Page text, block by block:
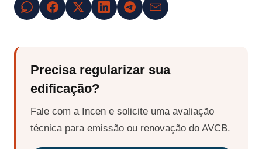
Precisa regularizar sua
edificação?
Fale com a Incen e solicite uma avaliação
técnica para emissão ou renovação do AVCB.